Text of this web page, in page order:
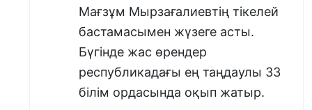
айқындайды. Кез келген бала
психологтың көмегіне жүгініп, іштегі
толассыз сезімдер мен
эмоциялармен бөлісе алады. Жақын
арада грант иегерлерінің жағдайымен
танысу үшін Алматы, Қостанай,
Қарағанды, Көкшетау, СҚО іссапар
Мағзұм Мырзағалиевтің тікелей
бастамасымен жүзеге асты.
Бүгінде жас өрендер
республикадағы ең таңдаулы 33
білім ордасында оқып жатыр.